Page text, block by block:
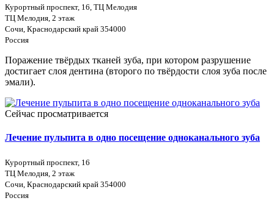
Курортный проспект, 16, ТЦ Мелодия
ТЦ Мелодия, 2 этаж
Сочи, Краснодарский край 354000
Россия
Поражение твёрдых тканей зуба, при котором разрушение
достигает слоя дентина (второго по твёрдости слоя зуба после
эмали).
Сейчас просматривается
Лечение пульпита в одно посещение одноканального зуба
Курортный проспект, 16
ТЦ Мелодия, 2 этаж
Сочи, Краснодарский край 354000
Россия